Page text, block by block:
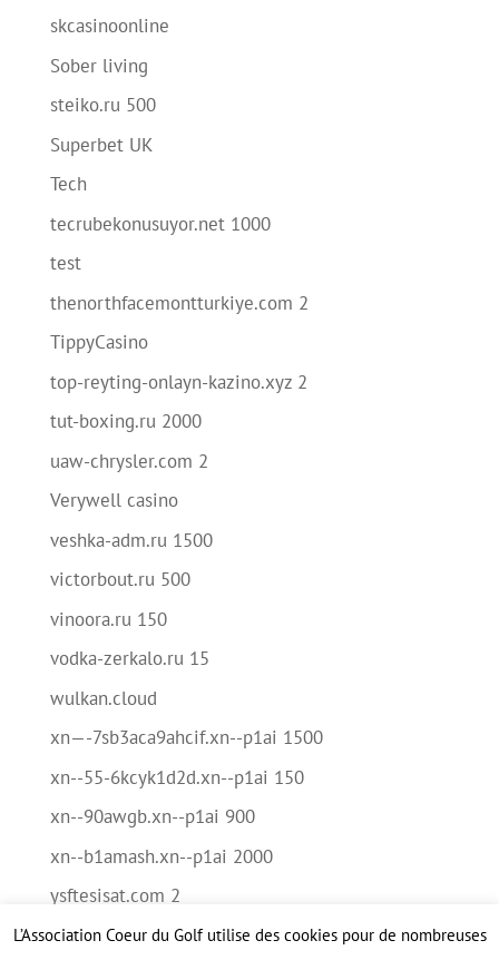
skcasinoonline
Sober living
steiko.ru 500
Superbet UK
Tech
tecrubekonusuyor.net 1000
test
thenorthfacemontturkiye.com 2
TippyCasino
top-reyting-onlayn-kazino.xyz 2
tut-boxing.ru 2000
uaw-chrysler.com 2
Verywell casino
veshka-adm.ru 1500
victorbout.ru 500
vinoora.ru 150
vodka-zerkalo.ru 15
wulkan.cloud
xn—-7sb3aca9ahcif.xn--p1ai 1500
xn--55-6kcyk1d2d.xn--p1ai 150
xn--90awgb.xn--p1ai 900
xn--b1amash.xn--p1ai 2000
ysftesisat.com 2
L’Association Coeur du Golf utilise des cookies pour de nombreuses